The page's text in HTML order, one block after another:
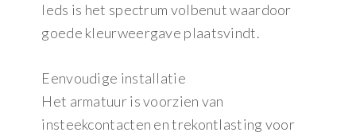
leds is het spectrum volbenut waardoor
goede kleurweergave plaatsvindt.
Eenvoudige installatie
Het armatuur is voorzien van
insteekcontacten en trekontlasting voor